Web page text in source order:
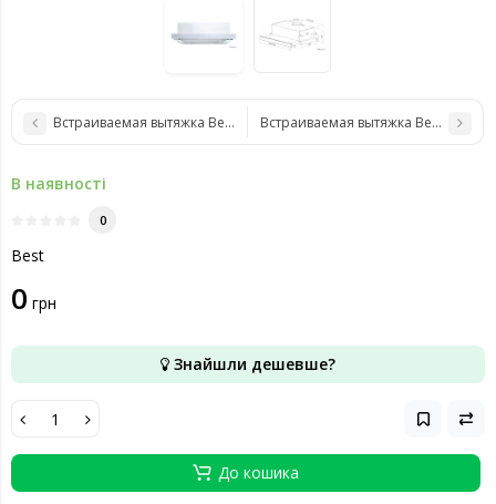
Встраиваемая вытяжка Best Chef Simple 600 black 60
Встраиваемая вытяжка Best Chef
В наявності
0
Best
0 грн
Знайшли дешевше?
До кошика